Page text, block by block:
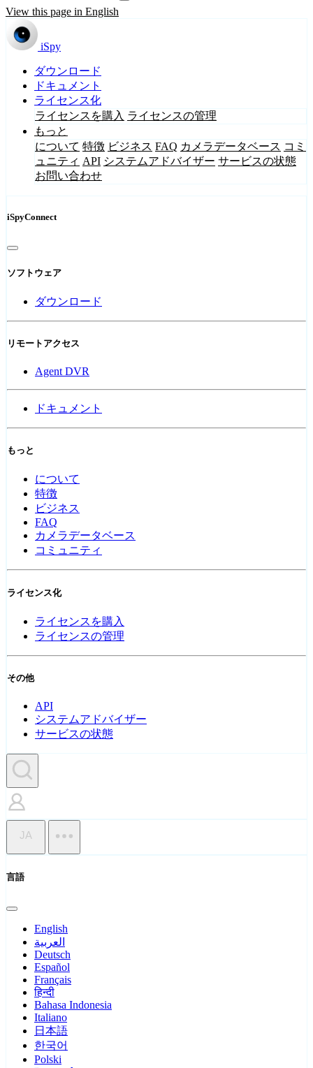
View this page in English
iSpy
ダウンロード
ドキュメント
ライセンス化
ライセンスを購入 ライセンスの管理
もっと
について 特徴 ビジネス FAQ カメラデータベース コミ
ュニティ API システムアドバイザー サービスの状態
お問い合わせ
iSpyConnect
ソフトウェア
ダウンロード
リモートアクセス
Agent DVR
ドキュメント
もっと
について
特徴
ビジネス
FAQ
カメラデータベース
コミュニティ
ライセンス化
ライセンスを購入
ライセンスの管理
その他
API
システムアドバイザー
サービスの状態
JA
言語
English
العربية
Deutsch
Español
Français
हिन्दी
Bahasa Indonesia
Italiano
日本語
한국어
Polski